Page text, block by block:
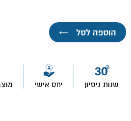
הוספה לסל ←
שנות ניסיון יחס אישי